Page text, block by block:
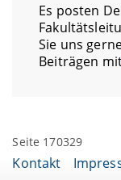
Es posten
Sie uns
Beiträgen
Seite 170329
Kontakt